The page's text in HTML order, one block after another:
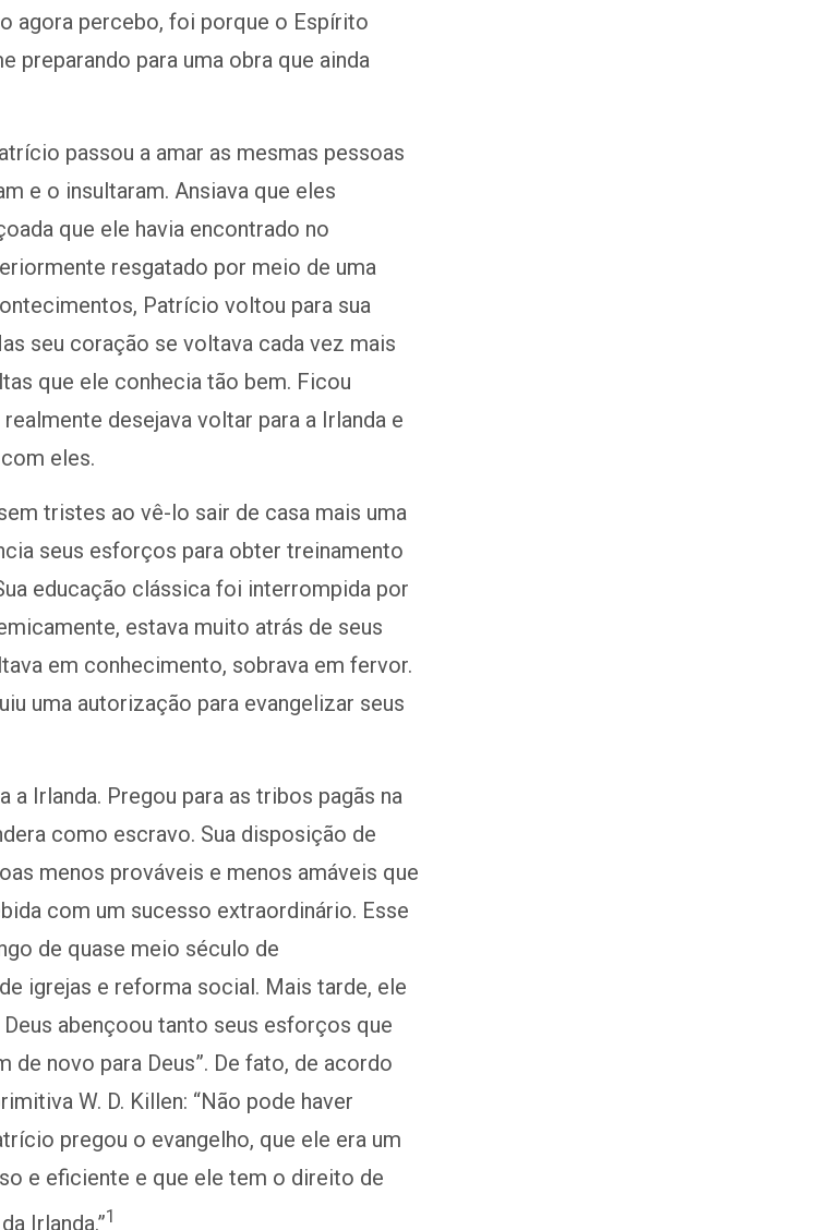
agora percebo, foi porque o Espírito
preparando para uma obra que ainda
passou a amar as mesmas pessoas
e o insultaram. Ansiava que eles
que ele havia encontrado no
resgatado por meio de uma
Patrício voltou para sua
seu coração se voltava cada vez mais
que ele conhecia tão bem. Ficou
desejava voltar para a Irlanda e
eles.
tristes ao vê-lo sair de casa mais uma
seus esforços para obter treinamento
educação clássica foi interrompida por
estava muito atrás de seus
em conhecimento, sobrava em fervor.
uma autorização para evangelizar seus
Irlanda. Pregou para as tribos pagãs na
como escravo. Sua disposição de
menos prováveis ​​e menos amáveis que
com um sucesso extraordinário. Esse
de quase meio século de
igrejas e reforma social. Mais tarde, ele
abençoou tanto seus esforços que
de novo para Deus”. De fato, de acordo
W. D. Killen: “Não pode haver
pregou o evangelho, que ele era um
e eficiente e que ele tem o direito de
Irlanda.”1